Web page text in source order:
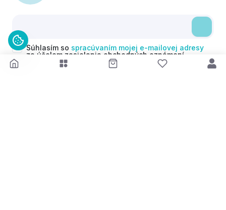
Súhlasím so spracúvaním mojej e-mailovej adresy
za účelom zasielania obchodných oznámení
(newsletterov) v súlade s čl. 6 ods. 1 písm. a)
Nariadenia GDPR. Svoj súhlas môžem kedykoľvek